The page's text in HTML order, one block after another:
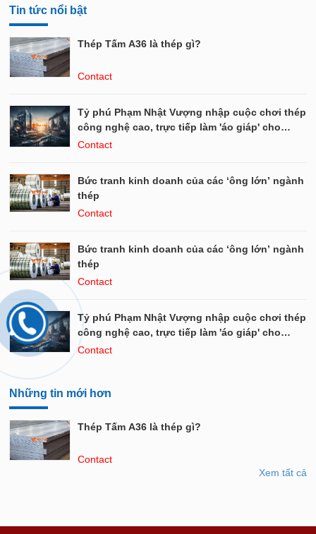
Tin tức nổi bật
Thép Tấm A36 là thép gì?
Contact
Tỷ phú Phạm Nhật Vượng nhập cuộc chơi thép
công nghệ cao, trực tiếp làm 'áo giáp' cho
VinFast, cạnh tranh tỷ phú Trần Đình Long làm
Contact
Bức tranh kinh doanh của các ‘ông lớn’ ngành
thép
Contact
Bức tranh kinh doanh của các ‘ông lớn’ ngành
thép
Contact
Tỷ phú Phạm Nhật Vượng nhập cuộc chơi thép
công nghệ cao, trực tiếp làm 'áo giáp' cho
VinFast, cạnh tranh tỷ phú Trần Đình Long làm
Contact
Những tin mới hơn
Thép Tấm A36 là thép gì?
Contact
Xem tất cả